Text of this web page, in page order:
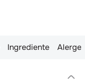
Ingrediente